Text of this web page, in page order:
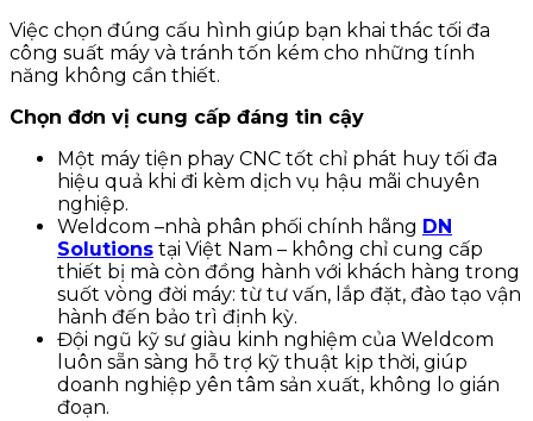
Việc chọn đúng cấu hình giúp bạn khai thác tối đa
công suất máy và tránh tốn kém cho những tính
năng không cần thiết.
Chọn đơn vị cung cấp đáng tin cậy
Một máy tiện phay CNC tốt chỉ phát huy tối đa
hiệu quả khi đi kèm dịch vụ hậu mãi chuyên
nghiệp.
Weldcom –nhà phân phối chính hãng DN
Solutions tại Việt Nam – không chỉ cung cấp
thiết bị mà còn đồng hành với khách hàng trong
suốt vòng đời máy: từ tư vấn, lắp đặt, đào tạo vận
hành đến bảo trì định kỳ.
Đội ngũ kỹ sư giàu kinh nghiệm của Weldcom
luôn sẵn sàng hỗ trợ kỹ thuật kịp thời, giúp
doanh nghiệp yên tâm sản xuất, không lo gián
đoạn.